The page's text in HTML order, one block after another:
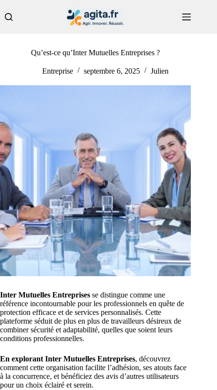
au
contenu
Qu’est-ce qu’Inter Mutuelles Entreprises ?
Entreprise septembre 6, 2025 Julien
Inter Mutuelles Entreprises se distingue comme une
référence incontournable pour les professionnels en quête de
protection efficace et de services personnalisés. Cette
plateforme séduit de plus en plus de travailleurs désireux de
combiner sécurité et adaptabilité, quelles que soient leurs
conditions professionnelles.
En explorant Inter Mutuelles Entreprises, découvrez
comment cette organisation facilite l’adhésion, ses atouts face
à la concurrence, et bénéficiez des avis d’autres utilisateurs
pour un choix éclairé et serein.